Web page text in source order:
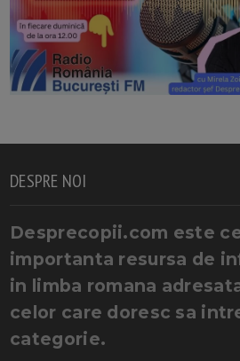
DESPRE NOI
Desprecopii.com este
importanta resursa de
in limba romana
celor care doresc sa
categorie.